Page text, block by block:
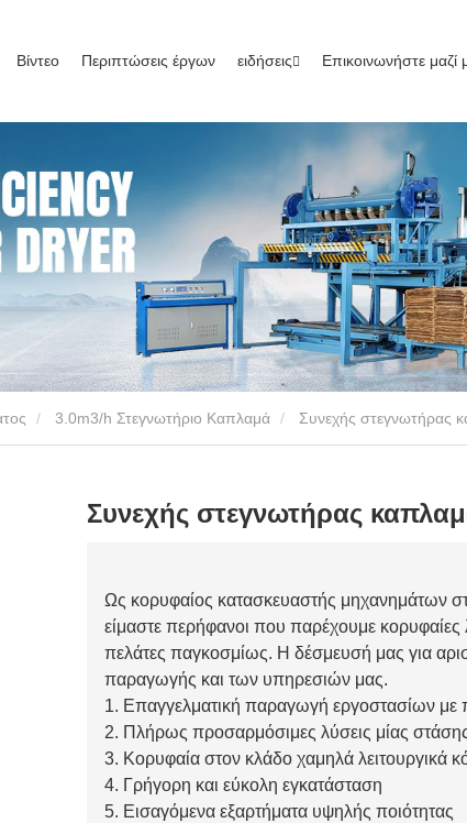
Βίντεο Περιπτώσεις έργων ειδήσεις Επικοινωνήστε μαζί
3.0m3/h Στεγνωτήριο Καπλαμά Συνεχής στεγνωτήρας
Συνεχής στεγνωτήρας
Ως κορυφαίος κατασκευαστής μηχανημάτων
είμαστε περήφανοι που παρέχουμε
πελάτες παγκοσμίως. Η δέσμευσή μας για
παραγωγής και των υπηρεσιών μας.
1. Επαγγελματική παραγωγή εργοστασίων με
2. Πλήρως προσαρμόσιμες λύσεις μίας
3. Κορυφαία στον κλάδο χαμηλά λειτουργικά
4. Γρήγορη και εύκολη εγκατάσταση
5. Εισαγόμενα εξαρτήματα υψηλής ποιότητας